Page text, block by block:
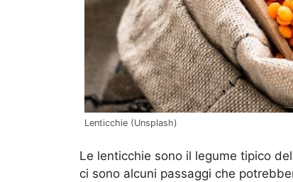
Lenticchie (Unsplash)
Le lenticchie sono il legume tipico
ci sono alcuni passaggi che